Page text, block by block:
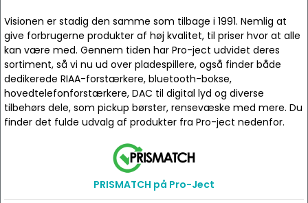
Visionen er stadig den samme som tilbage i 1991. Nemlig at
give forbrugerne produkter af høj kvalitet, til priser hvor at alle
kan være med. Gennem tiden har Pro-ject udvidet deres
sortiment, så vi nu ud over pladespillere, også finder både
dedikerede RIAA-forstærkere, bluetooth-bokse,
hovedtelefonforstærkere, DAC til digital lyd og diverse
tilbehørs dele, som pickup børster, rensevæske med mere. Du
finder det fulde udvalg af produkter fra Pro-ject nedenfor.
PRISMATCH på Pro-Ject